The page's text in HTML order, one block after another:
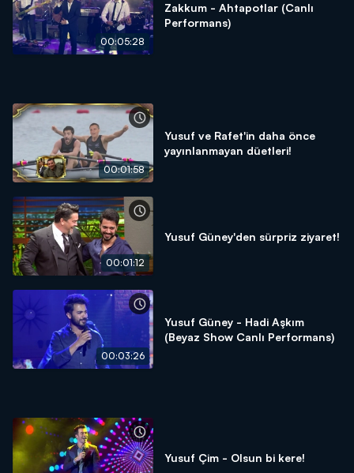
00:05:28
Zakkum - Ahtapotlar (Canlı
Performans)
00:01:58
Yusuf ve Rafet'in daha önce
yayınlanmayan düetleri!
00:01:12
Yusuf Güney'den sürpriz ziyaret!
00:03:26
Yusuf Güney - Hadi Aşkım
(Beyaz Show Canlı Performans)
Yusuf Çim - Olsun bi kere!